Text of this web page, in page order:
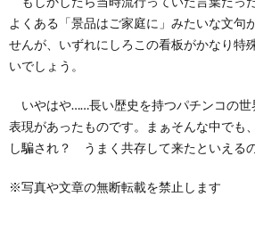
よくある「景品はご家庭に」みたいな文句
せんが、いずれにしろこの看板がかなり特
いでしょう。
いやはや……長い歴史を持つパチンコの世
表現があったものです。まぁそんな中でも
し騙され？ うまく共存して来たといえる
※写真や文章の無断転載を禁止します